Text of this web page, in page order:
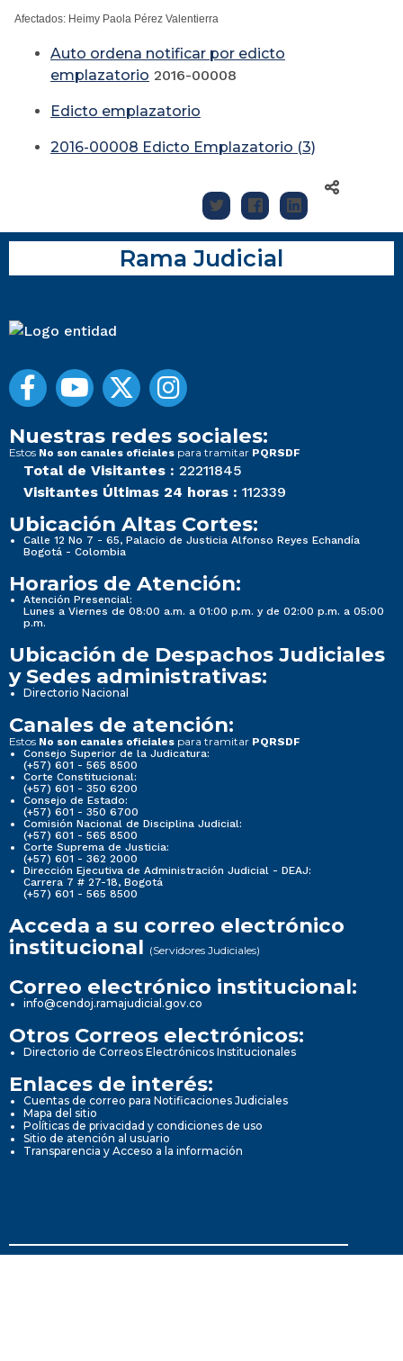
Afectados: Heimy Paola Pérez Valentierra
Auto ordena notificar por edicto
emplazatorio 2016-00008
Edicto emplazatorio
2016-00008 Edicto Emplazatorio (3)
Rama Judicial
Nuestras redes sociales:
Estos No son canales oficiales para tramitar PQRSDF
Total de Visitantes : 22211845
Visitantes Últimas 24 horas : 112339
Ubicación Altas Cortes:
Calle 12 No 7 - 65, Palacio de Justicia Alfonso Reyes Echandía
Bogotá - Colombia
Horarios de Atención:
Atención Presencial:
Lunes a Viernes de 08:00 a.m. a 01:00 p.m. y de 02:00 p.m. a 05:00
p.m.
Ubicación de Despachos Judiciales
y Sedes administrativas:
Directorio Nacional
Canales de atención:
Estos No son canales oficiales para tramitar PQRSDF
Consejo Superior de la Judicatura:
(+57) 601 - 565 8500
Corte Constitucional:
(+57) 601 - 350 6200
Consejo de Estado:
(+57) 601 - 350 6700
Comisión Nacional de Disciplina Judicial:
(+57) 601 - 565 8500
Corte Suprema de Justicia:
(+57) 601 - 362 2000
Dirección Ejecutiva de Administración Judicial - DEAJ:
Carrera 7 # 27-18, Bogotá
(+57) 601 - 565 8500
Acceda a su correo electrónico
institucional (Servidores Judiciales)
Correo electrónico institucional:
info@cendoj.ramajudicial.gov.co
Otros Correos electrónicos:
Directorio de Correos Electrónicos Institucionales
Enlaces de interés:
Cuentas de correo para Notificaciones Judiciales
Mapa del sitio
Políticas de privacidad y condiciones de uso
Sitio de atención al usuario
Transparencia y Acceso a la información